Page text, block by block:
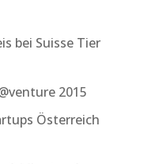
bei Suisse Tier
2015
Österreich